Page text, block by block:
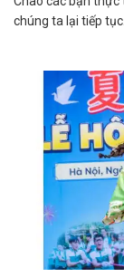
chúng ta lại tiếp tục...